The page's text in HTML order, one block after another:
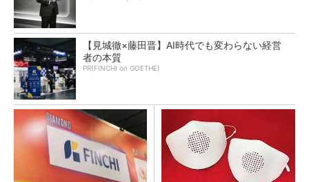
【見城徹×藤田晋】AI時代でも変わらない経営
者の本質
PR(FINCHI on GOETHE)